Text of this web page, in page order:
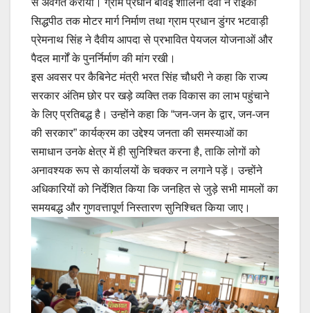
सिद्धपीठ तक मोटर मार्ग निर्माण तथा ग्राम प्रधान डुंगर भटवाड़ी
प्रेमनाथ सिंह ने दैवीय आपदा से प्रभावित पेयजल योजनाओं और
पैदल मार्गों के पुनर्निर्माण की मांग रखी।
इस अवसर पर कैबिनेट मंत्री भरत सिंह चौधरी ने कहा कि राज्य
सरकार अंतिम छोर पर खड़े व्यक्ति तक विकास का लाभ पहुंचाने
के लिए प्रतिबद्ध है। उन्होंने कहा कि “जन-जन के द्वार, जन-जन
की सरकार” कार्यक्रम का उद्देश्य जनता की समस्याओं का
समाधान उनके क्षेत्र में ही सुनिश्चित करना है, ताकि लोगों को
अनावश्यक रूप से कार्यालयों के चक्कर न लगाने पड़ें। उन्होंने
अधिकारियों को निर्देशित किया कि जनहित से जुड़े सभी मामलों का
समयबद्ध और गुणवत्तापूर्ण निस्तारण सुनिश्चित किया जाए।